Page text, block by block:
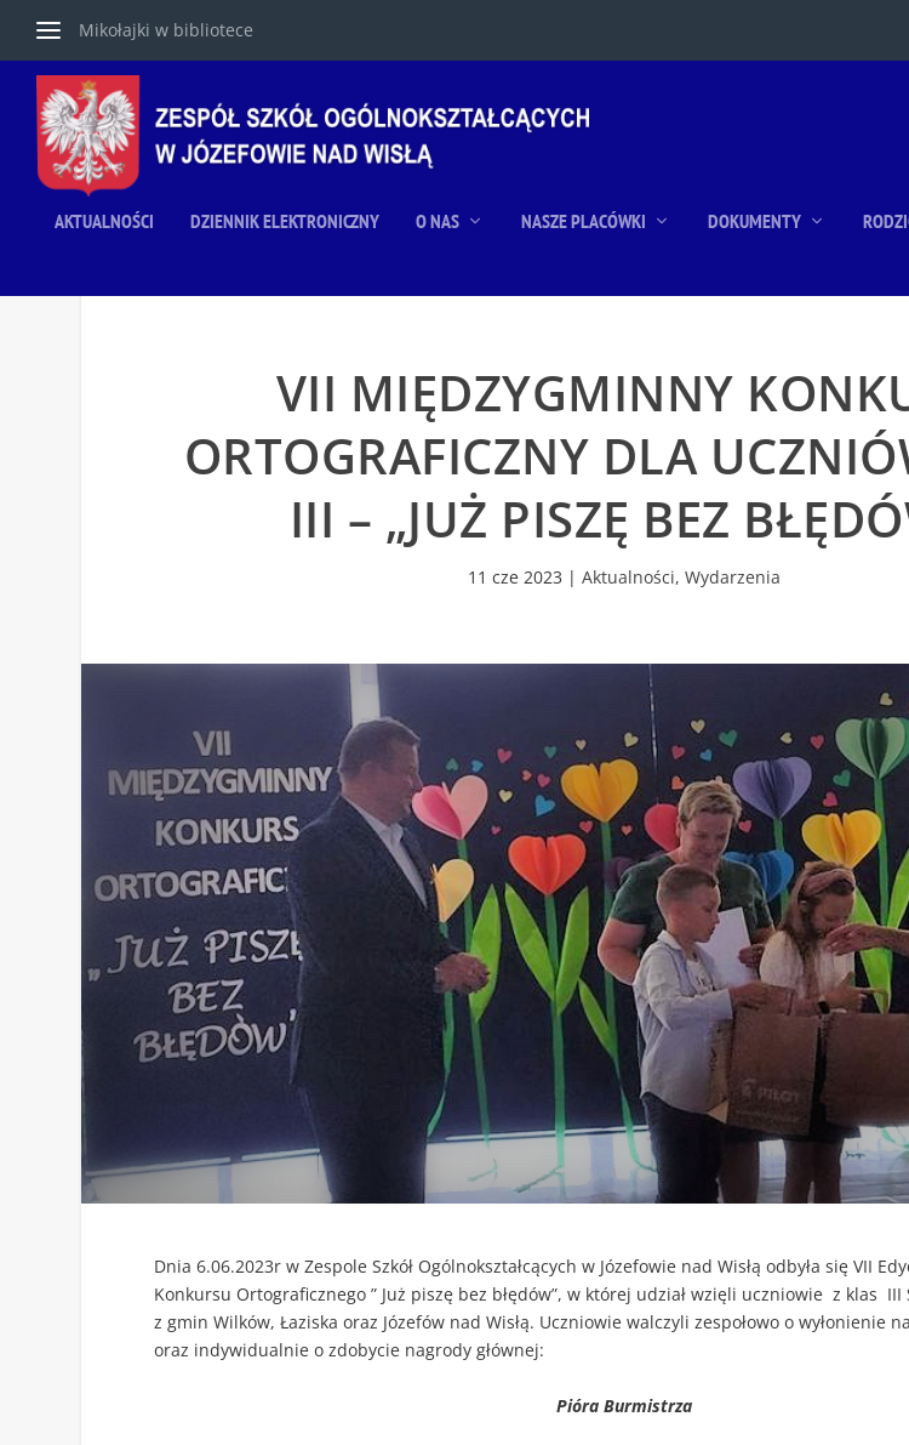
Mikołajki w bibliotece
AKTUALNOŚCI DZIENNIK ELEKTRONICZNY O NAS NASZE PLACÓWKI DOKUMENTY
VII MIĘDZYGMINNY
ORTOGRAFICZNY DLA
III – „JUŻ PISZĘ BEZ
11 cze 2023 | Aktualności, Wydarzenia
Dnia 6.06.2023r w Zespole Szkół Ogólnokształcących w Józefowie nad Wisłą odbyła się VII
Konkursu Ortograficznego ” Już piszę bez błędów”, w której udział wzięli uczniowie z klas III
z gmin Wilków, Łaziska oraz Józefów nad Wisłą. Uczniowie walczyli zespołowo o wyłonienie
oraz indywidualnie o zdobycie nagrody głównej:
Pióra Burmistrza